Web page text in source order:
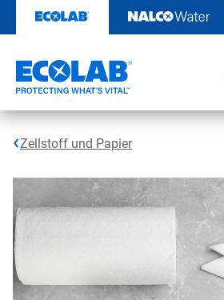
Inhalt
Zellstoff und Papier